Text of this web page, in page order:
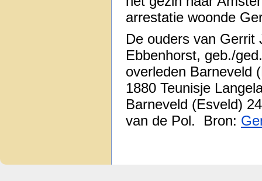
arrestatie woonde
De ouders van
Ebbenhorst, geb./
overleden Barneveld
1880 Teunisje
Barneveld (Esveld)
van de Pol. Bron: